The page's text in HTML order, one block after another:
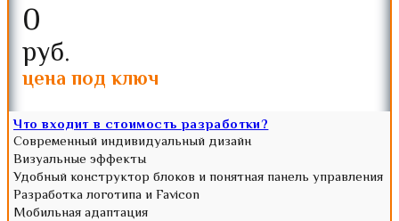
0
руб.
цена под ключ
Что входит в стоимость разработки?
Современный индивидуальный дизайн
Визуальные эффекты
Удобный конструктор блоков и понятная панель управления
Разработка логотипа и Favicon
Мобильная адаптация